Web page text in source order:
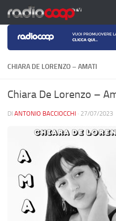
Salta al contenuto
CHIARA DE LORENZO – AMATI
Chiara De Lorenzo –
DI ANTONIO BACCIOCCHI · 27/07/2023